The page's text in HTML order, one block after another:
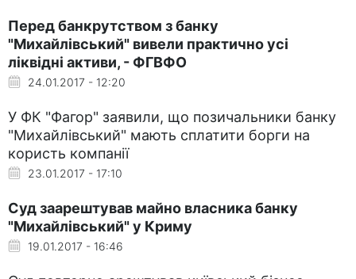
Перед банкрутством з банку
"Михайлівський" вивели практично усі
ліквідні активи, - ФГВФО
24.01.2017 - 12:20
У ФК "Фагор" заявили, що позичальники банку
"Михайлівський" мають сплатити борги на
користь компанії
23.01.2017 - 17:10
Суд заарештував майно власника банку
"Михайлівський" у Криму
19.01.2017 - 16:46